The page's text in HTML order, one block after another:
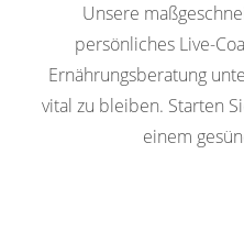
Unsere
persönliches Live-
Ernährungsberatung
vital zu bleiben. Starten
einem